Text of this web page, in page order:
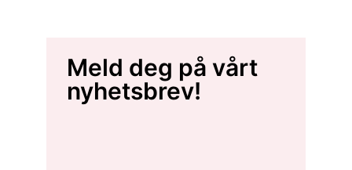
Meld deg på vårt
nyhetsbrev!